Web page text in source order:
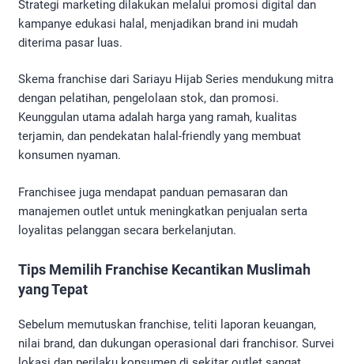
Strategi marketing dilakukan melalui promosi digital dan
kampanye edukasi halal, menjadikan brand ini mudah
diterima pasar luas.
Skema franchise dari Sariayu Hijab Series mendukung mitra
dengan pelatihan, pengelolaan stok, dan promosi.
Keunggulan utama adalah harga yang ramah, kualitas
terjamin, dan pendekatan halal-friendly yang membuat
konsumen nyaman.
Franchisee juga mendapat panduan pemasaran dan
manajemen outlet untuk meningkatkan penjualan serta
loyalitas pelanggan secara berkelanjutan.
Tips Memilih Franchise Kecantikan Muslimah
yang Tepat
Sebelum memutuskan franchise, teliti laporan keuangan,
nilai brand, dan dukungan operasional dari franchisor. Survei